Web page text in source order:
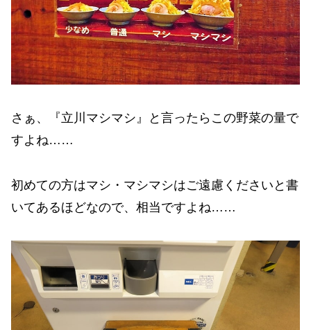
さぁ、『立川マシマシ』と言ったらこの野菜の量で
すよね……
初めての方はマシ・マシマシはご遠慮くださいと書
いてあるほどなので、相当ですよね……